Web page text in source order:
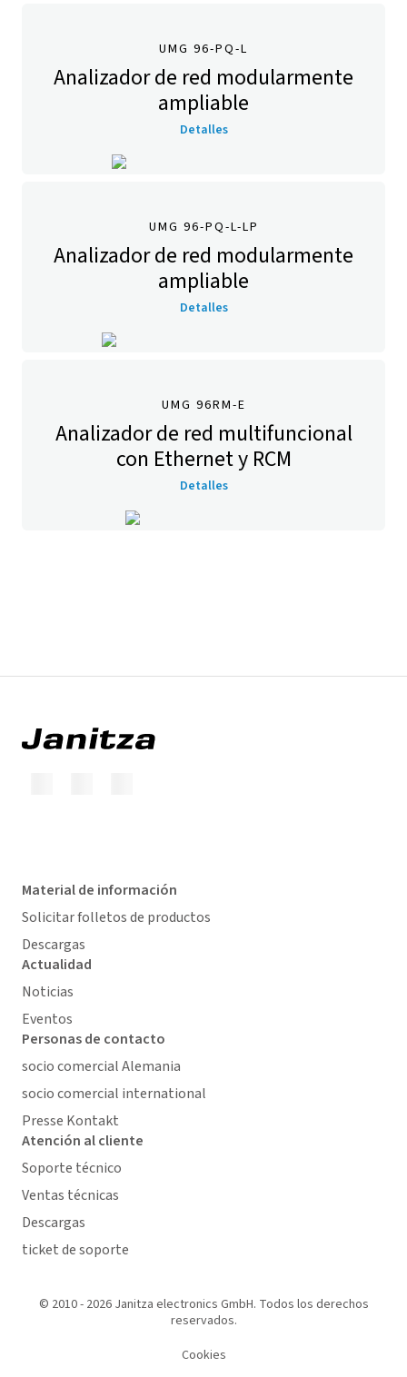
UMG 96-PQ-L
Analizador de red modularmente
ampliable
Detalles
UMG 96-PQ-L-LP
Analizador de red modularmente
ampliable
Detalles
UMG 96RM-E
Analizador de red multifuncional
con Ethernet y RCM
Detalles
Material de información
Solicitar folletos de productos
Descargas
Actualidad
Noticias
Eventos
Personas de contacto
socio comercial Alemania
socio comercial international
Presse Kontakt
Atención al cliente
Soporte técnico
Ventas técnicas
Descargas
ticket de soporte
© 2010 - 2026 Janitza electronics GmbH. Todos los derechos
reservados.
Cookies